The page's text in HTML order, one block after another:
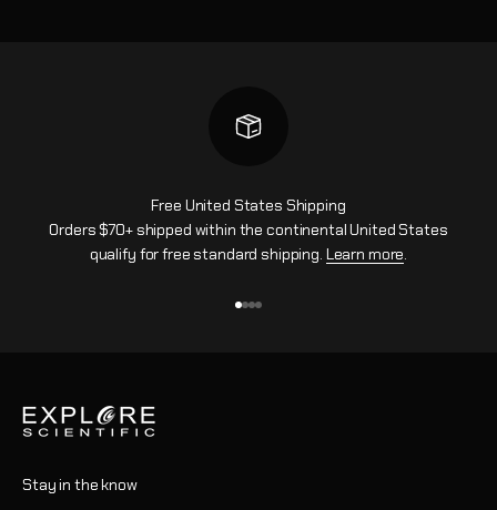
Free United States Shipping
Orders $70+ shipped within the continental United States
qualify for free standard shipping. Learn more.
Stay in the know